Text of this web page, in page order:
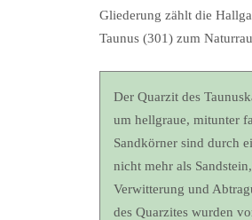
Gliederung zählt die
Taunus (301) zum
Der Quarzit des
um hellgraue, mitunter
Sandkörner sind durch
nicht mehr als
Verwitterung und
des Quarzites wurden